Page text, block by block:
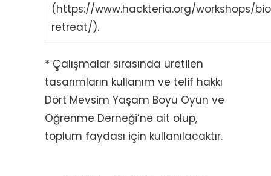
(https://www.hackteria.org/workshops/
retreat/).
* Çalışmalar sırasında üretilen
tasarımların kullanım ve telif hakkı
Dört Mevsim Yaşam Boyu Oyun ve
Öğrenme Derneği’ne ait olup,
toplum faydası için kullanılacaktır.